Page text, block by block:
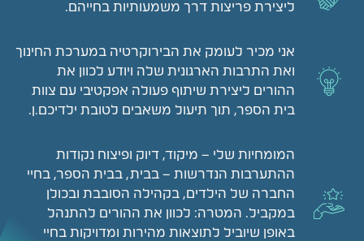
ליצירת פריצות דרך משמעותיות בחייהם.
אני מכיר לעומק את הבירוקרטיה במערכת החינוך
ואת התרבות הארגונית שלה ויודע לכוון את
ההורים ליצירת שיתוף פעולה אפקטיבי עם צוות
בית הספר, תוך תיעול משאבים לטובת ילדיכם.ן.
המומחיות שלי – מיקוד, דיוק ופיצוח נקודות
ההתערבות הנדרשות – בבית, בבית הספר, בחיי
החברה של הילדים, בקהילה הסובבת ובכולן
במקביל. המטרה: לכוון את ההורים להתנהל
באופן שיוביל לתוצאות מהירות ומדויקות בחיי